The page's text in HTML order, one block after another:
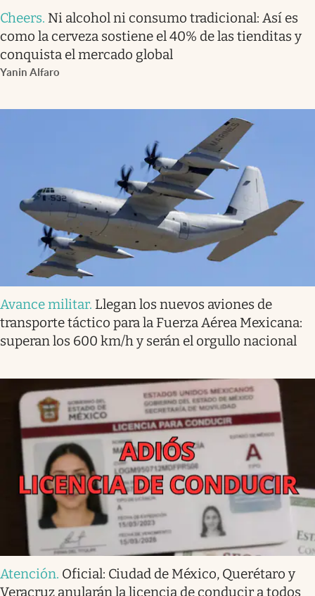
Cheers. Ni alcohol ni consumo tradicional: Así es
como la cerveza sostiene el 40% de las tienditas y
conquista el mercado global
Yanin Alfaro
Avance militar. Llegan los nuevos aviones de
transporte táctico para la Fuerza Aérea Mexicana:
superan los 600 km/h y serán el orgullo nacional
Atención. Oficial: Ciudad de México, Querétaro y
Veracruz anularán la licencia de conducir a todos